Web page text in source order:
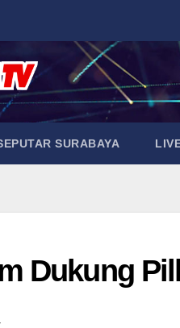
SURABAYA
Dukung